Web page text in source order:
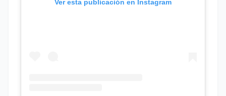
Ver esta publicación en Instagram